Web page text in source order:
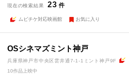
現在の検索結果 23 件
ムビチケ対応映画館 お気に入り
OSシネマズミント神戸
兵庫県神戸市中央区雲井通7-1-1ミント神戸9F
10作品上映中